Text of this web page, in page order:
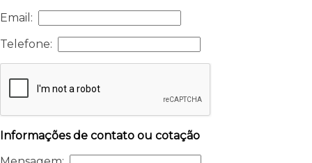
Email:
Telefone:
Informações de contato ou cotação